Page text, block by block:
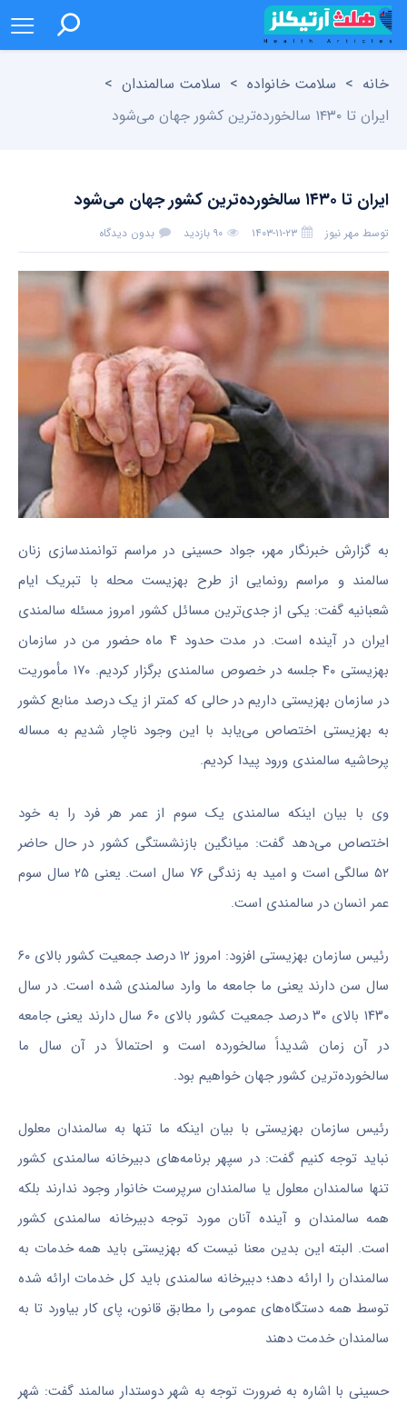
خانه > سلامت خانواده > سلامت سالمندان >
ایران تا ۱۴۳۰ سالخورده‌ترین کشور جهان می‌شود
ایران تا ۱۴۳۰ سالخورده‌ترین کشور جهان می‌شود
توسط مهر نیوز ۱۴۰۳-۱۱-۲۳ ۹۰ بازدید بدون دیدگاه
به گزارش خبرنگار مهر، جواد حسینی در مراسم توانمندسازی زنان
سالمند و مراسم رونمایی از طرح بهزیست محله با تبریک ایام
شعبانیه گفت: یکی از جدی‌ترین مسائل کشور امروز مسئله سالمندی
ایران در آینده است. در مدت حدود ۴ ماه حضور من در سازمان
بهزیستی ۴۰ جلسه در خصوص سالمندی برگزار کردیم. ۱۷۰ مأموریت
در سازمان بهزیستی داریم در حالی که کمتر از یک درصد منابع کشور
به بهزیستی اختصاص می‌یابد با این وجود ناچار شدیم به مساله
پرحاشیه سالمندی ورود پیدا کردیم.
وی با بیان اینکه سالمندی یک سوم از عمر هر فرد را به خود
اختصاص می‌دهد گفت: میانگین بازنشستگی کشور در حال حاضر
۵۲ سالگی است و امید به زندگی ۷۶ سال است. یعنی ۲۵ سال سوم
عمر انسان در سالمندی است.
رئیس سازمان بهزیستی افزود: امروز ۱۲ درصد جمعیت کشور بالای ۶۰
سال سن دارند یعنی ما جامعه ما وارد سالمندی شده است. در سال
۱۴۳۰ بالای ۳۰ درصد جمعیت کشور بالای ۶۰ سال دارند یعنی جامعه
در آن زمان شدیداً سالخورده است و احتمالاً در آن سال ما
سالخورده‌ترین کشور جهان خواهیم بود.
رئیس سازمان بهزیستی با بیان اینکه ما تنها به سالمندان معلول
نباید توجه کنیم گفت: در سپهر برنامه‌های دبیرخانه سالمندی کشور
تنها سالمندان معلول یا سالمندان سرپرست خانوار وجود ندارند بلکه
همه سالمندان و آینده آنان مورد توجه دبیرخانه سالمندی کشور
است. البته این بدین معنا نیست که بهزیستی باید همه خدمات به
سالمندان را ارائه دهد؛ دبیرخانه سالمندی باید کل خدمات ارائه شده
توسط همه دستگاه‌های عمومی را مطابق قانون، پای کار بیاورد تا به
سالمندان خدمت دهند
حسینی با اشاره به ضرورت توجه به شهر دوستدار سالمند گفت: شهر